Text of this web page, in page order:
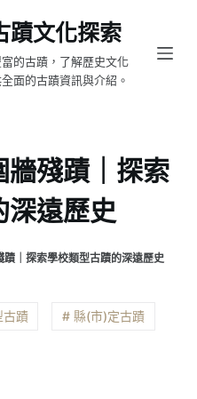
蹟文化探索
的古蹟，了解歷史文化
面的古蹟資訊與介紹。
牆殘蹟｜探索
深遠歷史
蹟｜探索學校類型古蹟的深遠歷史
古蹟 # 縣(市)定古蹟